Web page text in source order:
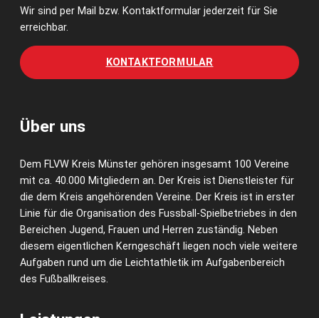
Wir sind per Mail bzw. Kontaktformular jederzeit für Sie
erreichbar.
KONTAKTFORMULAR
Über uns
Dem FLVW Kreis Münster gehören insgesamt 100 Vereine
mit ca. 40.000 Mitgliedern an. Der Kreis ist Dienstleister für
die dem Kreis angehörenden Vereine. Der Kreis ist in erster
Linie für die Organisation des Fussball-Spielbetriebes in den
Bereichen Jugend, Frauen und Herren zuständig. Neben
diesem eigentlichen Kerngeschäft liegen noch viele weitere
Aufgaben rund um die Leichtathletik im Aufgabenbereich
des Fußballkreises.